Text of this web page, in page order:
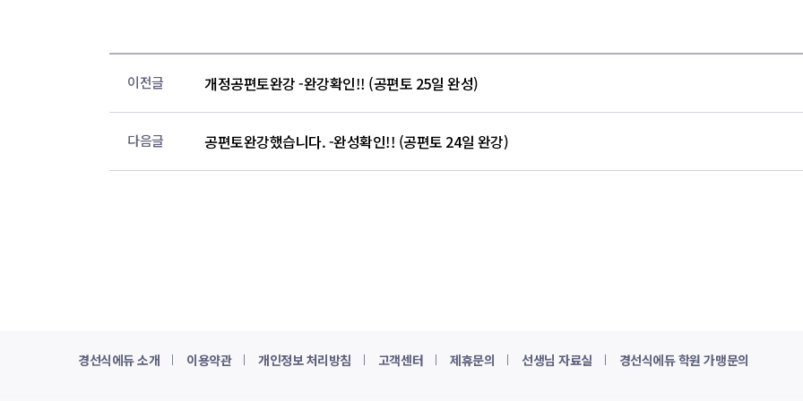
이전글 개정공편토완강 -완강확인!! (공편토 25일 완성)
다음글 공편토완강했습니다. -완성확인!! (공편토 24일 완강)
경선식에듀 소개 이용약관 개인정보 처리방침 고객센터 제휴문의 선생님 자료실 경선식에듀 학원 가맹문의